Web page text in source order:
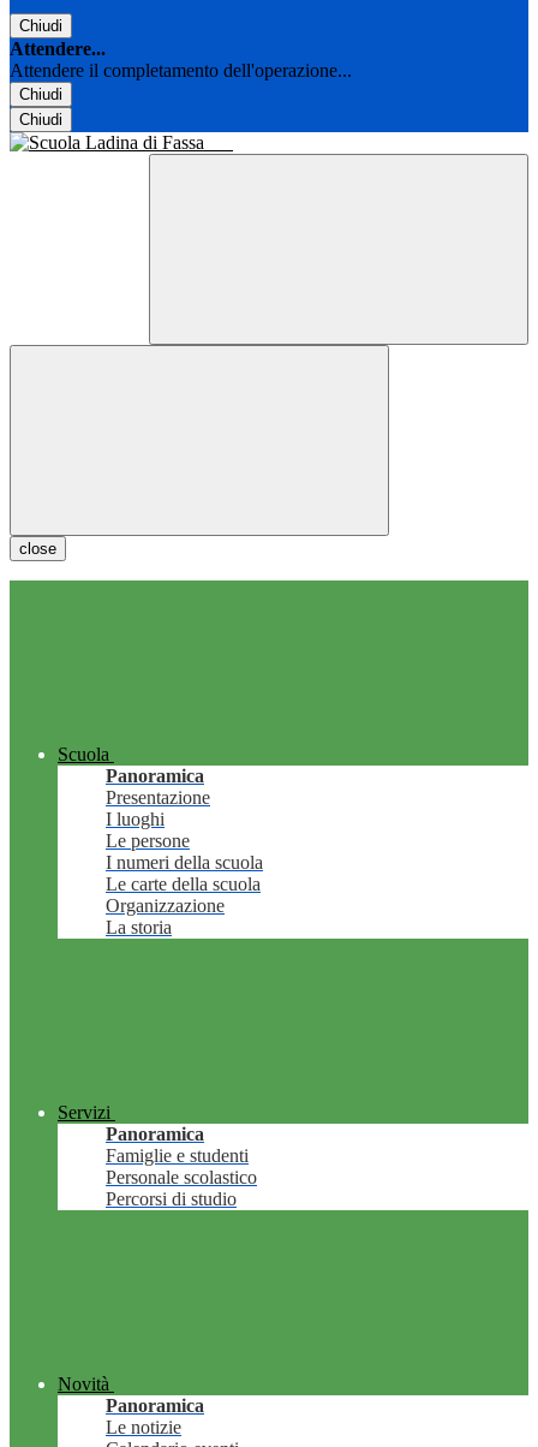
Chiudi
Attendere...
Attendere il completamento dell'operazione...
Chiudi
Chiudi
close
Scuola
Panoramica
Presentazione
I luoghi
Le persone
I numeri della scuola
Le carte della scuola
Organizzazione
La storia
Servizi
Panoramica
Famiglie e studenti
Personale scolastico
Percorsi di studio
Novità
Panoramica
Le notizie